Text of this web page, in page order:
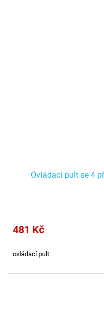
Ovládací pult se 4
481 Kč
ovládací pult